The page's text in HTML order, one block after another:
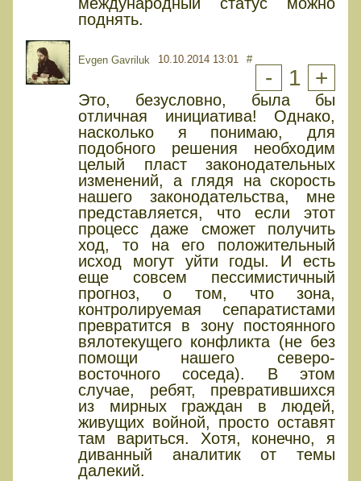
поднять.
Evgen Gavriluk 10.10.2014 13:01 #
- 1 +
Это, безусловно, была бы
отличная инициатива! Однако,
насколько я понимаю, для
подобного решения необходим
целый пласт законодательных
изменений, а глядя на скорость
нашего законодательства, мне
представляется, что если этот
процесс даже сможет получить
ход, то на его положительный
исход могут уйти годы. И есть
еще совсем пессимистичный
прогноз, о том, что зона,
контролируемая сепаратистами
превратится в зону постоянного
вялотекущего конфликта (не без
помощи нашего северо-
восточного соседа). В этом
случае, ребят, превратившихся
из мирных граждан в людей,
живущих войной, просто оставят
там вариться. Хотя, конечно, я
диванный аналитик от темы
далекий.